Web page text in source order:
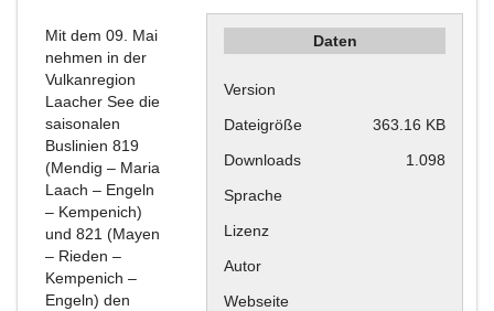
Mit dem 09. Mai
nehmen in der
Vulkanregion
Laacher See die
saisonalen
Buslinien 819
(Mendig – Maria
Laach – Engeln
– Kempenich)
und 821 (Mayen
– Rieden –
Kempenich –
Engeln) den
Daten
Version
Dateigröße
363.16 KB
Downloads
1.098
Sprache
Lizenz
Autor
Webseite